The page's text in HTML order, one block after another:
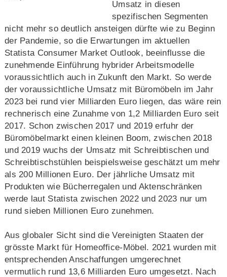
Umsatz in diesen
spezifischen Segmenten
nicht mehr so deutlich ansteigen dürfte wie zu Beginn
der Pandemie, so die Erwartungen im aktuellen
Statista Consumer Market Outlook, beeinflusse die
zunehmende Einführung hybrider Arbeitsmodelle
voraussichtlich auch in Zukunft den Markt. So werde
der voraussichtliche Umsatz mit Büromöbeln im Jahr
2023 bei rund vier Milliarden Euro liegen, das wäre rein
rechnerisch eine Zunahme von 1,2 Milliarden Euro seit
2017. Schon zwischen 2017 und 2019 erfuhr der
Büromöbelmarkt einen kleinen Boom, zwischen 2018
und 2019 wuchs der Umsatz mit Schreibtischen und
Schreibtischstühlen beispielsweise geschätzt um mehr
als 200 Millionen Euro. Der jährliche Umsatz mit
Produkten wie Bücherregalen und Aktenschränken
werde laut Statista zwischen 2022 und 2023 nur um
rund sieben Millionen Euro zunehmen.
Aus globaler Sicht sind die Vereinigten Staaten der
grösste Markt für Homeoffice-Möbel. 2021 wurden mit
entsprechenden Anschaffungen umgerechnet
vermutlich rund 13,6 Milliarden Euro umgesetzt. Nach